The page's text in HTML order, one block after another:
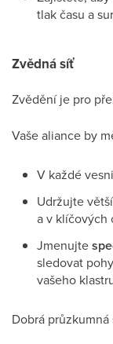
tlak času a
Zvědná síť
Zvědění je pro
Vaše aliance by
V každé
Udržujte
a v klíčových
Jmenujte
sledovat
vašeho
Dobrá